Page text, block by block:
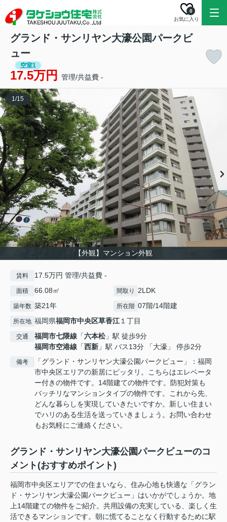
お気に入り
0
グランド・サンリヤン大濠公園パークビ
ュー
空室1
17.5万円 管理/共益費 -
【外観】マンション外観
1/15
賃料 17.5万円 管理/共益費 -
面積 66.08㎡ 間取り 2LDK
築年数 築21年 所在階 07階/14階建
所在地 福岡県福岡市中央区草香江１丁目
交通 福岡市七隈線 「六本松」駅 徒歩9分
福岡市空港線 「西新 」駅 バス13分 「大濠」 停歩2分
備考
「グランド・サンリヤン大濠公園パークビュー」：福岡
市中央区エリアの新居にピッタリ。こちらはエレベータ
ー付きの物件です。14階建ての物件です。防犯対策も
バッチリなマンションタイプの物件です。これから先、
どんな暮らしを実現していきたいですか。新しい住まい
でハリのある生活を送っていきましょう。お問い合わせ
もお気軽にご連絡ください。
グランド・サンリヤン大濠公園パークビューのコ
メント(おすすめポイント)
福岡市中央区エリアでの住まいなら、住み心地も快適な「グラン
ド・サンリヤン大濠公園パークビュー」はいかがでしょうか。地
上14階建ての物件をご紹介。共用設備の充実している、楽しく生
活できるマンションです。朝に慌てることなく行動するために駅